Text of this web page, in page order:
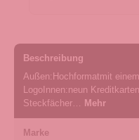
Beschreibung
Außen:Hochformatmit
LogoInnen:neun
Steckfächer…
Mehr
Marke